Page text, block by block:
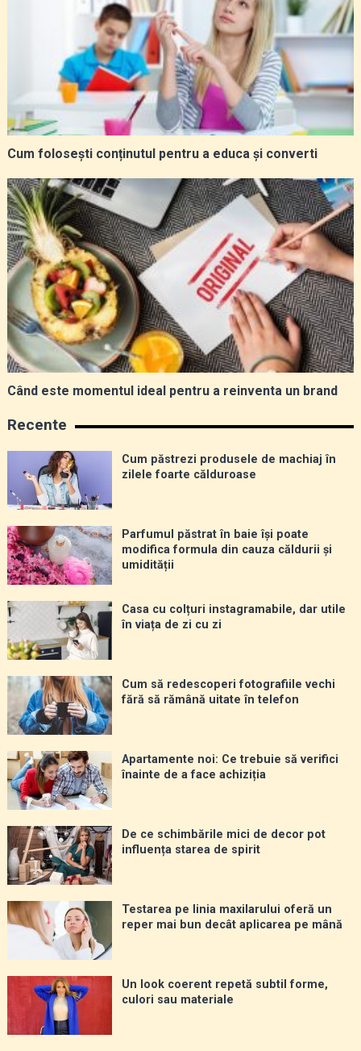
Cum folosești conținutul pentru a educa și converti
Când este momentul ideal pentru a reinventa un brand
Recente
Cum păstrezi produsele de machiaj în
zilele foarte călduroase
Parfumul păstrat în baie își poate
modifica formula din cauza căldurii și
umidității
Casa cu colțuri instagramabile, dar utile
în viața de zi cu zi
Cum să redescoperi fotografiile vechi
fără să rămână uitate în telefon
Apartamente noi: Ce trebuie să verifici
înainte de a face achiziția
De ce schimbările mici de decor pot
influența starea de spirit
Testarea pe linia maxilarului oferă un
reper mai bun decât aplicarea pe mână
Un look coerent repetă subtil forme,
culori sau materiale